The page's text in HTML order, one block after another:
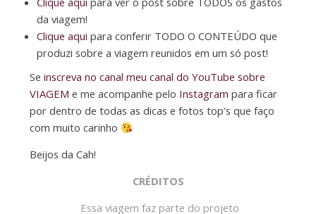
da viagem!
Clique aqui para conferir TODO O CONTEÚDO que
produzi sobre a viagem reunidos em um só post!
Se inscreva no canal meu canal do YouTube sobre
VIAGEM e me acompanhe pelo Instagram para ficar
por dentro de todas as dicas e fotos top’s que faço
com muito carinho
Beijos da Cah!
CRÉDITOS
Essa viagem faz parte do projeto